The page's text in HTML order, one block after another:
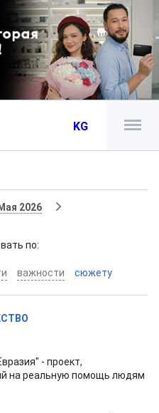
KG
2026
по:
важности сюжету
- проект,
на реальную помощь людям